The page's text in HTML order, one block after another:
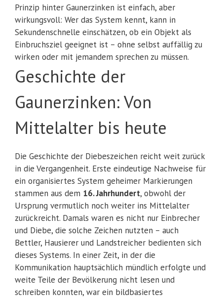
Prinzip hinter Gaunerzinken ist einfach, aber
wirkungsvoll: Wer das System kennt, kann in
Sekundenschnelle einschätzen, ob ein Objekt als
Einbruchsziel geeignet ist – ohne selbst auffällig zu
wirken oder mit jemandem sprechen zu müssen.
Geschichte der
Gaunerzinken: Von
Mittelalter bis heute
Die Geschichte der Diebeszeichen reicht weit zurück
in die Vergangenheit. Erste eindeutige Nachweise für
ein organisiertes System geheimer Markierungen
stammen aus dem 16. Jahrhundert, obwohl der
Ursprung vermutlich noch weiter ins Mittelalter
zurückreicht. Damals waren es nicht nur Einbrecher
und Diebe, die solche Zeichen nutzten – auch
Bettler, Hausierer und Landstreicher bedienten sich
dieses Systems. In einer Zeit, in der die
Kommunikation hauptsächlich mündlich erfolgte und
weite Teile der Bevölkerung nicht lesen und
schreiben konnten, war ein bildbasiertes